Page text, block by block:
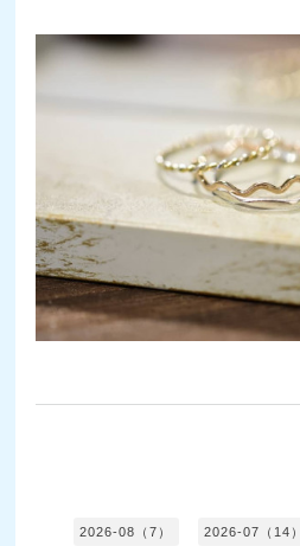
2026-08（7） 2026-07（14）